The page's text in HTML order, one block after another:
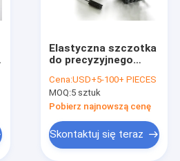
Elastyczna szczotka
do precyzyjnego
wielkości ziarna
może być wykonana
zgodnie z rozmiarem
rysunku i
zastosowaniem
Cena:USD+5-100+ PIECES
MOQ:5 sztuk
Pobierz najnowszą cenę
Skontaktuj się teraz